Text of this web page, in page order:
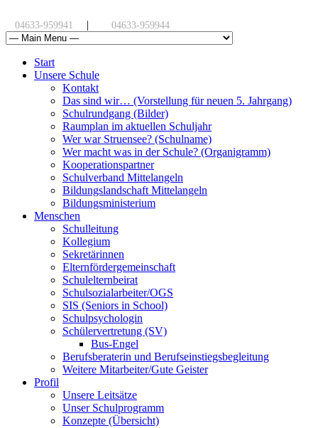
04633-959941 | 04633-959944
Start
Unsere Schule
Kontakt
Das sind wir… (Vorstellung für neuen 5. Jahrgang)
Schulrundgang (Bilder)
Raumplan im aktuellen Schuljahr
Wer war Struensee? (Schulname)
Wer macht was in der Schule? (Organigramm)
Kooperationspartner
Schulverband Mittelangeln
Bildungslandschaft Mittelangeln
Bildungsministerium
Menschen
Schulleitung
Kollegium
Sekretärinnen
Elternfördergemeinschaft
Schulelternbeirat
Schulsozialarbeiter/OGS
SIS (Seniors in School)
Schulpsychologin
Schülervertretung (SV)
Bus-Engel
Berufsberaterin und Berufseinstiegsbegleitung
Weitere Mitarbeiter/Gute Geister
Profil
Unsere Leitsätze
Unser Schulprogramm
Konzepte (Übersicht)